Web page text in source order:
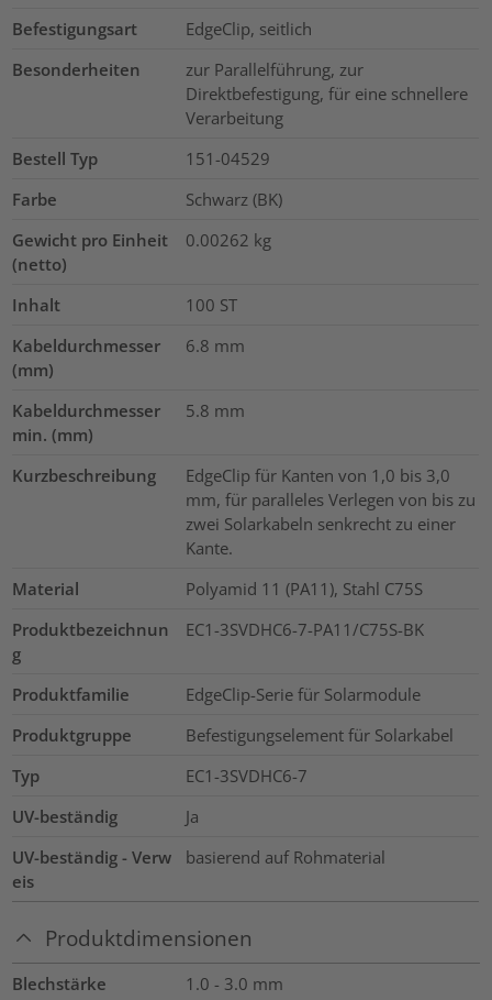
Befestigungsart
EdgeClip, seitlich
Besonderheiten
zur Parallelführung, zur
Direktbefestigung, für eine schnellere
Verarbeitung
Bestell Typ
151-04529
Farbe
Schwarz (BK)
Gewicht pro Einheit
(netto)
0.00262 kg
Inhalt 100 ST
Kabeldurchmesser
(mm)
6.8 mm
Kabeldurchmesser
min. (mm)
5.8 mm
Kurzbeschreibung
EdgeClip für Kanten von 1,0 bis 3,0
mm, für paralleles Verlegen von bis zu
zwei Solarkabeln senkrecht zu einer
Kante.
Material
Polyamid 11 (PA11), Stahl C75S
Produktbezeichnun
g
EC1-3SVDHC6-7-PA11/C75S-BK
Produktfamilie
EdgeClip-Serie für Solarmodule
Produktgruppe
Befestigungselement für Solarkabel
Typ
EC1-3SVDHC6-7
UV-beständig
Ja
UV-beständig - Verw
eis
basierend auf Rohmaterial
Produktdimensionen
Blechstärke 1.0 - 3.0 mm